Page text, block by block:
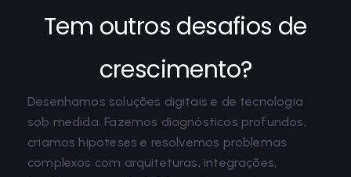
Tem outros desafios de
crescimento?
Desenhamos soluções digitais e de tecnologia
sob medida. Fazemos diagnósticos profundos,
criamos hipoteses e resolvemos problemas
complexos com arquiteturas, integrações,